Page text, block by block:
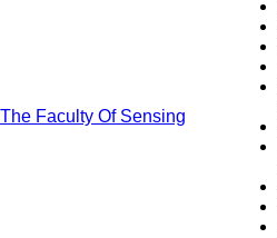
The Faculty Of Sensing